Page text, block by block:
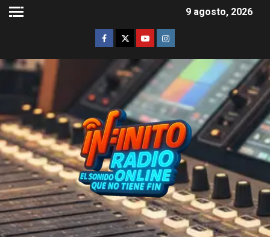
9 agosto, 2026